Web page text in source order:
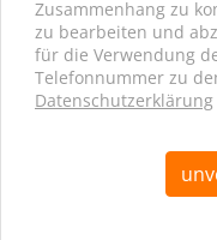
Zusammenhang zu
zu bearbeiten und
für die Verwendung
Telefonnummer zu
Datenschutzerklärung